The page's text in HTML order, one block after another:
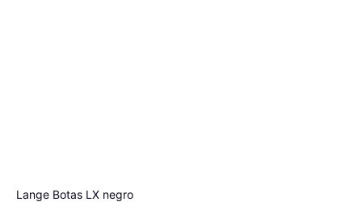
Lange Botas LX negro